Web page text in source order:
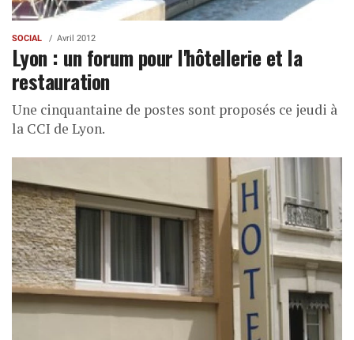
SOCIAL Avril 2012
Lyon : un forum pour l'hôtellerie et la
restauration
Une cinquantaine de postes sont proposés ce jeudi à
la CCI de Lyon.